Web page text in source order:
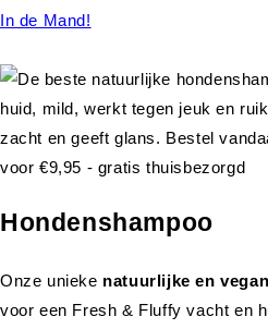
In de Mand!
Hondenshampoo
Onze unieke natuurlijke en vegan
voor een Fresh & Fluffy vacht en